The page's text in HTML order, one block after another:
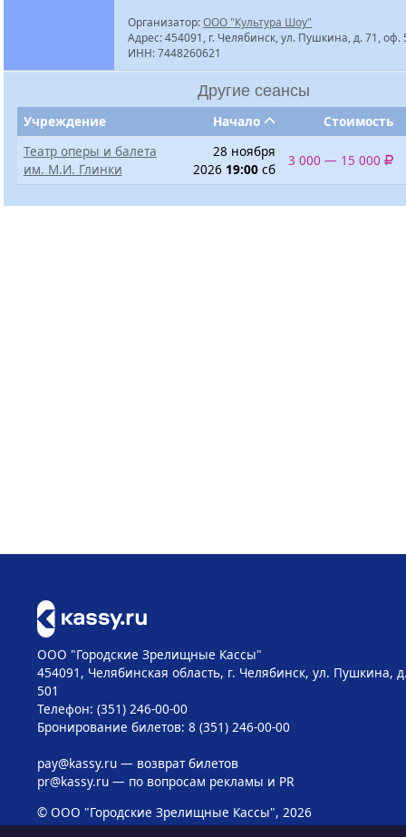
Организатор:ООО "Культура Шоу"
Адрес: 454091, г. Челябинск, ул. Пушкина, д. 71, оф.
ИНН: 7448260621
Другие сеансы
Учреждение Начало
Стоимость
Театр оперы и балета
им. М.И. Глинки
28 ноября
2026 19:00 сб
3 000 — 15 000
ООО "Городские Зрелищные Кассы"
454091, Челябинская область, г. Челябинск, ул. Пушкина,
501
Телефон: (351) 246-00-00
Бронирование билетов: 8 (351) 246-00-00
pay@kassy.ru— возврат билетов
pr@kassy.ru— по вопросам рекламы и PR
© ООО "Городские Зрелищные Кассы", 2026